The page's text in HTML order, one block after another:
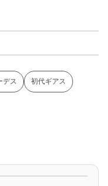
デス 初代ギアス